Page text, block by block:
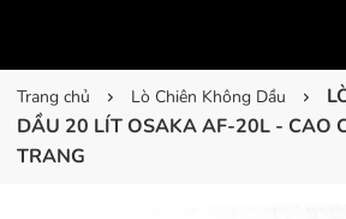
Trang chủ Lò Chiên Không Dầu
DẦU 20 LÍT OSAKA AF-20L - CAO
TRANG